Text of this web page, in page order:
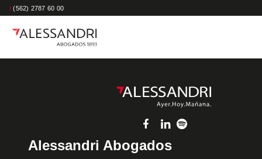
/ (562) 2787 60 00
Alessandri Abogados